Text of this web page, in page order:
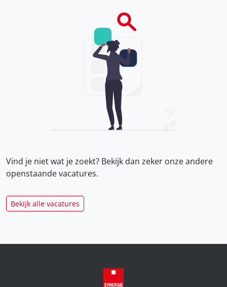
Vind je niet wat je zoekt? Bekijk dan zeker onzeandere
openstaande vacatures.
Bekijk alle vacatures